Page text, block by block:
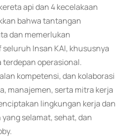
api dan 4 kecelakaan
bahwa tantangan
dan memerlukan
Insan KAI, khususnya
operasional.
kompetensi, dan kolaborasi
manajemen, serta mitra kerja
lingkungan kerja dan
selamat, sehat, dan